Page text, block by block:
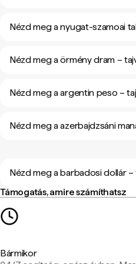
Nézd meg a nyugat-szamoai
Nézd meg a örmény dram –
Nézd meg a argentin peso –
Nézd meg a azerbajdzsáni
Nézd meg a barbadosi dollár
Támogatás, amire számíthatsz
Bármikor